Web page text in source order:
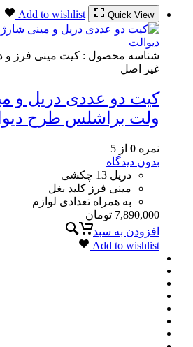
Quick View
Add to wishlist
شناسه محصول : کیت مینی فرز و
غیر اصل
ولت براشلس طرح
نمره 0 از 5
بدون دیدگاه
دریل 13 چکشی
مینی فرز کلید بغل
به همراه تعدادی لوازم
7,890,000 تومان
افزودن به سبد
Add to wishlist